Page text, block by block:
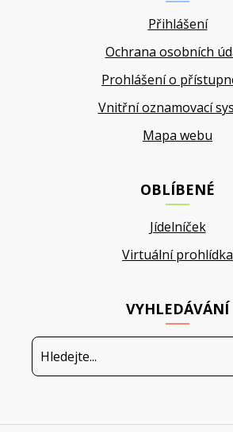
Přihlášení
Ochrana osobních
Prohlášení o
Vnitřní oznamovací
Mapa webu
OBLÍBENÉ
Jídelníček
Virtuální prohlídka
VYHLEDÁVÁNÍ